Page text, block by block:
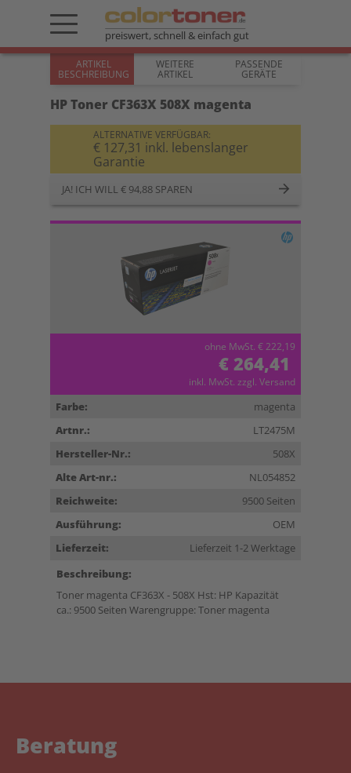
preiswert, schnell & einfach gut
ARTIKEL
BESCHREIBUNG
WEITERE
ARTIKEL
PASSENDE
GERÄTE
HP Toner CF363X 508X magenta
ALTERNATIVE VERFÜGBAR:
€ 127,31 inkl. lebenslanger
Garantie
JA! ICH WILL € 94,88 SPAREN
ohne MwSt. € 222,19
€ 264,41
inkl. MwSt. zzgl. Versand
Farbe:
magenta
Artnr.:
LT2475M
Hersteller-Nr.:
508X
Alte Art-nr.:
NL054852
Reichweite:
9500 Seiten
Ausführung:
OEM
Lieferzeit:
Lieferzeit 1-2 Werktage
Beschreibung:
Toner magenta CF363X - 508X Hst: HP Kapazität
ca.: 9500 Seiten Warengruppe: Toner magenta
Beratung